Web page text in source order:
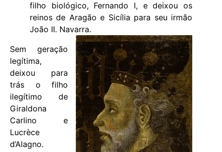
filho biológico, Fernando I, e deixou os
reinos de Aragão e Sicília para seu irmão
João II. Navarra.
Sem geração
legítima,
deixou para
trás o filho
ilegítimo de
Giraldona
Carlino e
Lucrèce
d’Alagno.